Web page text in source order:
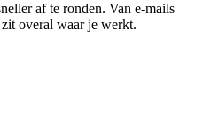
af te ronden. Van e-mails
overal waar je werkt.